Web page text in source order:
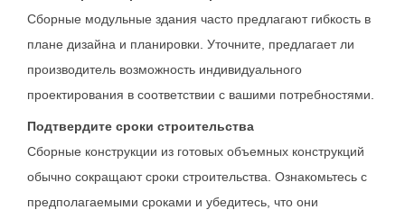
Сборные модульные здания часто предлагают гибкость в
плане дизайна и планировки. Уточните, предлагает ли
производитель возможность индивидуального
проектирования в соответствии с вашими потребностями.
Подтвердите сроки строительства
Сборные конструкции из готовых объемных конструкций
обычно сокращают сроки строительства. Ознакомьтесь с
предполагаемыми сроками и убедитесь, что они